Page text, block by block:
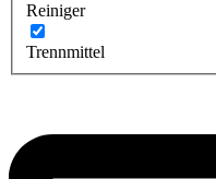
Reiniger
Trennmittel